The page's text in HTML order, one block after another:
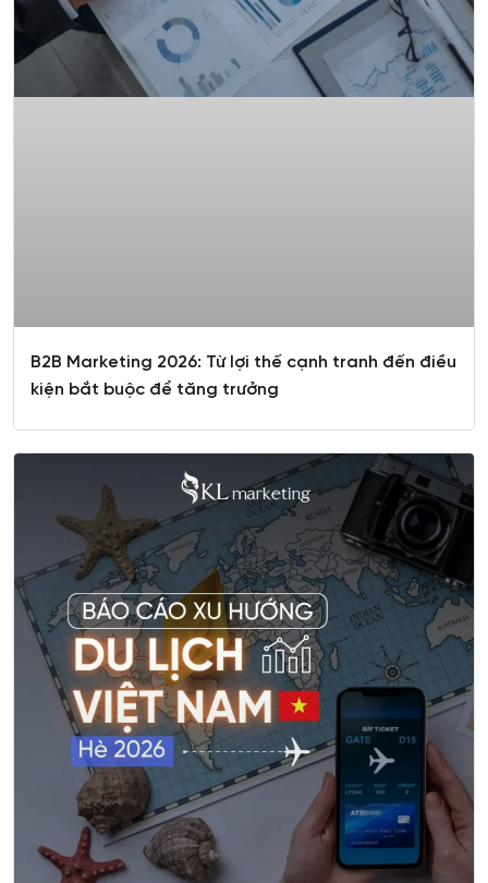
B2B Marketing 2026: Từ lợi thế cạnh tranh đến điều
kiện bắt buộc để tăng trưởng